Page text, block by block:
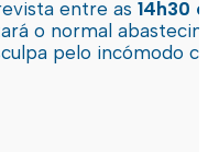
entre as 14h30
o normal
pelo incómodo